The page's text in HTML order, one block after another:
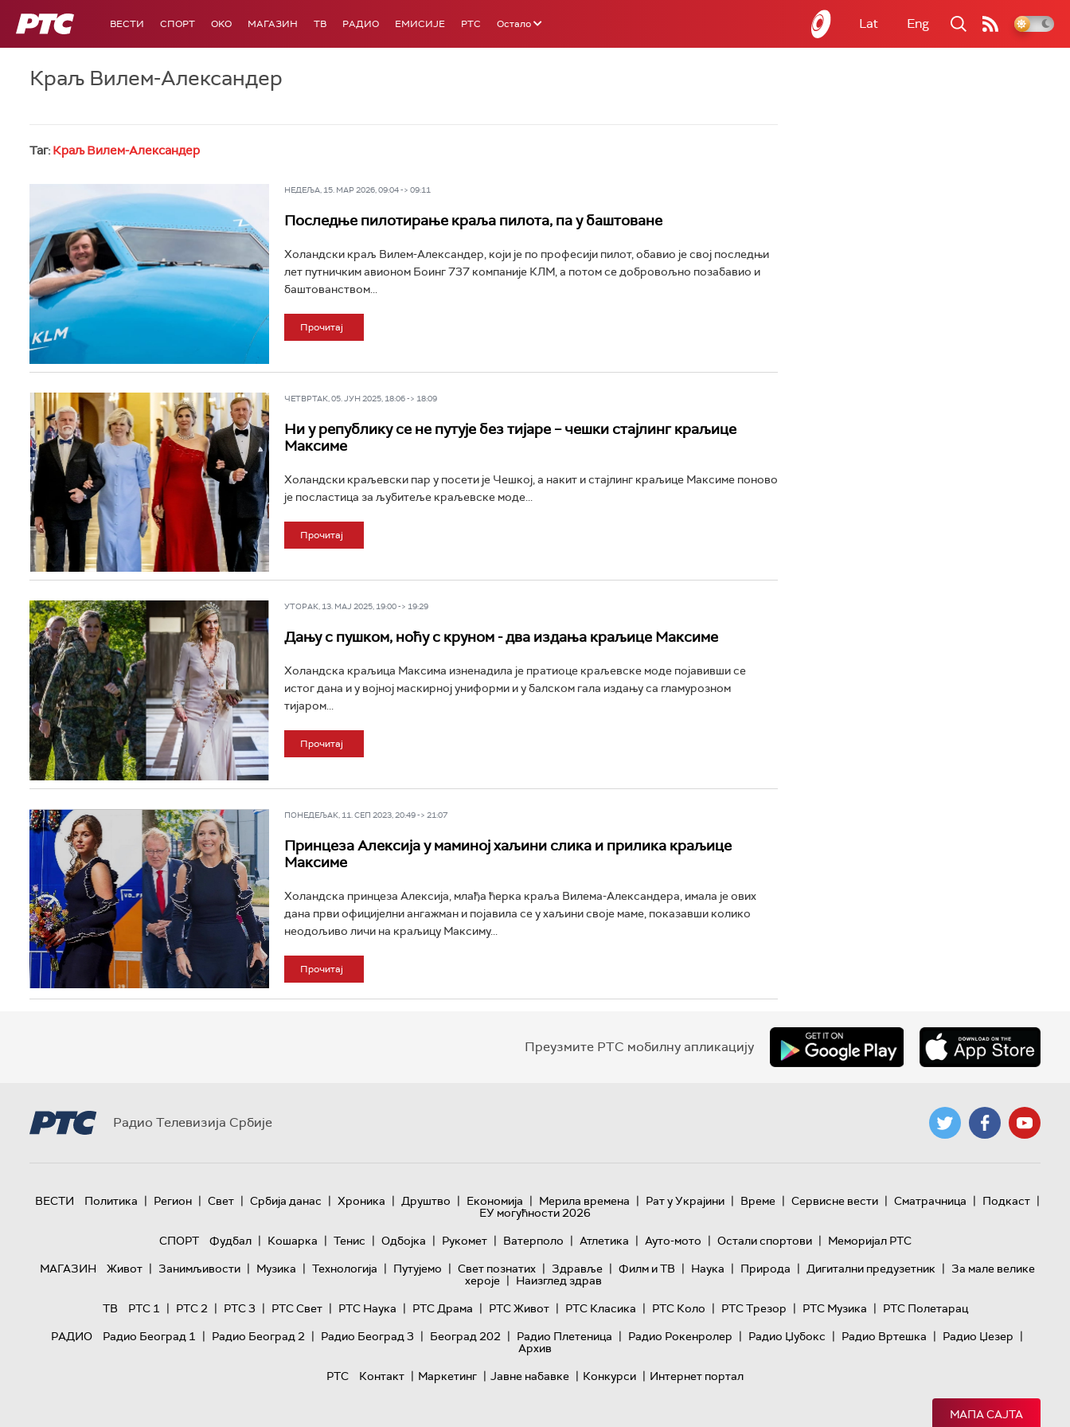
РТС ВЕСТИ СПОРТ OKO МАГАЗИН ТВ РАДИО ЕМИСИЈЕ РТС Остало Lat Eng
Краљ Вилем-Александер
Таг: Краљ Вилем-Александер
НЕДЕЉА, 15. МАР 2026, 09:04 -> 09:11
Последње пилотирање краља пилота, па у баштоване
Холандски краљ Вилем-Александер, који је по професији пилот, обавио је свој последњи
лет путничким авионом Боинг 737 компаније КЛМ, а потом се добровољно позабавио и
баштованством...
Прочитај
ЧЕТВРТАК, 05. ЈУН 2025, 18:06 -> 18:09
Ни у републику се не путује без тијаре – чешки стајлинг краљице
Максиме
Холандски краљевски пар у посети је Чешкој, а накит и стајлинг краљице Максиме поново
је посластица за љубитеље краљевске моде...
Прочитај
УТОРАК, 13. МАЈ 2025, 19:00 -> 19:29
Дању с пушком, ноћу с круном - два издања краљице Максиме
Холандска краљица Максима изненадила је пратиоце краљевске моде појавивши се
истог дана и у војној маскирној униформи и у балском гала издању са гламурозном
тијаром...
Прочитај
ПОНЕДЕЉАК, 11. СЕП 2023, 20:49 -> 21:07
Принцеза Алексија у маминој хаљини слика и прилика краљице
Максиме
Холандска принцеза Алексија, млађа ћерка краља Вилема-Александера, имала је ових
дана први официјелни ангажман и појавила се у хаљини своје маме, показавши колико
неодољиво личи на краљицу Максиму...
Прочитај
Преузмите РТС мобилну апликацију
Радио Телевизија Србије
ВЕСТИ Политика | Регион | Свет | Србија данас | Хроника | Друштво | Економија | Мерила времена | Рат у Украјини | Време | Сервисне вести | Сматрачница | Подкаст |
ЕУ могућности 2026
СПОРТ
Фудбал | Кошарка | Тенис | Одбојка | Рукомет | Ватерполо | Атлетика | Ауто-мото | Остали спортови | Меморијал РТС
МАГАЗИН
Живот | Занимљивости | Музика | Технологијa | Путујемо | Свет познатих | Здравље | Филм и ТВ | Наука | Природа | Дигитални предузетник | За мале велике
хероје | Наизглед здрав
ТВ
РТС 1 | РТС 2 | РТС 3 | РТС Свет | РТС Наука | РТС Драма | РТС Живот | РТС Класика | РТС Коло | РТС Трезор | РТС Музика | РТС Полетарац
РАДИО
Радио Београд 1 | Радио Београд 2 | Радио Београд 3 | Београд 202 | Радио Плетеница | Радио Рокенролер | Радио Џубокс | Радио Вртешка | Радио Џезер |
Архив
РТС
Контакт | Маркетинг | Јавне набавке | Конкурси | Интернет портал
МАПА САЈТА